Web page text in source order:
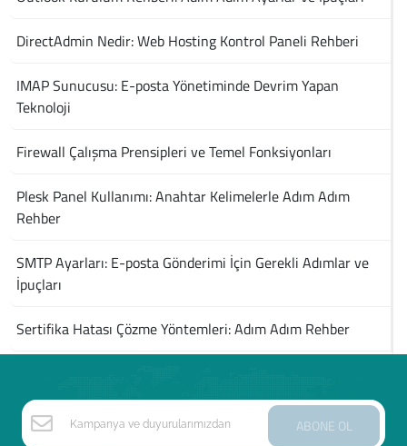
DirectAdmin Nedir: Web Hosting Kontrol Paneli Rehberi
IMAP Sunucusu: E-posta Yönetiminde Devrim Yapan
Teknoloji
Firewall Çalışma Prensipleri ve Temel Fonksiyonları
Plesk Panel Kullanımı: Anahtar Kelimelerle Adım Adım
Rehber
SMTP Ayarları: E-posta Gönderimi İçin Gerekli Adımlar ve
İpuçları
Sertifika Hatası Çözme Yöntemleri: Adım Adım Rehber
ABONE OL